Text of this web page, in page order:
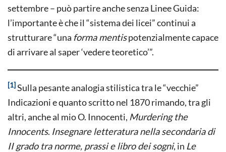
settembre – può partire anche senza Linee Guida:
l’importante è che il “sistema dei licei” continui a
strutturare “una forma mentispotenzialmente capace
di arrivare al saper ‘vedere teoretico’”.
[1]Sulla pesante analogia stilistica tra le “vecchie”
Indicazioni e quanto scritto nel 1870 rimando, tra gli
altri, anche al mio O. Innocenti, Murdering the
Innocents. Insegnare letteratura nella secondaria di
II grado tra norme, prassi e libro dei sogni, in Le